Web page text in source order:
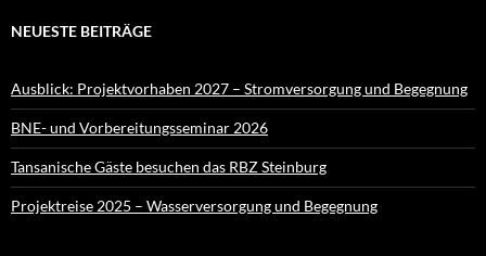
NEUESTE BEITRÄGE
Ausblick: Projektvorhaben 2027 – Stromversorgung und Begegnung
BNE- und Vorbereitungsseminar 2026
Tansanische Gäste besuchen das RBZ Steinburg
Projektreise 2025 – Wasserversorgung und Begegnung